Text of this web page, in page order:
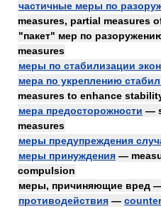
частичные меры по
measures, partial measures
"пакет" мер по
measures
меры по стабилизации
мера по укреплению
measures to enhance
мера предосторожности —
measures
меры предупреждения
меры принуждения —
compulsion
меры, причиняющие вред
противодействия —